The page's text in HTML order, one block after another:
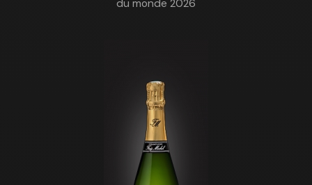
du monde 2026